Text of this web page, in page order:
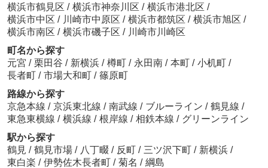
横浜市鶴見区 / 横浜市神奈川区 / 横浜市港北区 /
横浜市中区 / 川崎市中原区 / 横浜市都筑区 / 横浜市旭区 /
横浜市南区 / 横浜市磯子区 / 川崎市川崎区
町名から探す
元宮 / 栗田谷 / 新横浜 / 樽町 / 永田南 / 本町 / 小机町 /
長者町 / 市場大和町 / 篠原町
路線から探す
京急本線 / 京浜東北線 / 南武線 / ブルーライン / 鶴見線 /
東急東横線 / 横浜線 / 根岸線 / 相鉄本線 / グリーンライン
駅から探す
鶴見 / 鶴見市場 / 八丁畷 / 反町 / 三ツ沢下町 / 新横浜 /
東白楽 / 伊勢佐木長者町 / 菊名 / 綱島